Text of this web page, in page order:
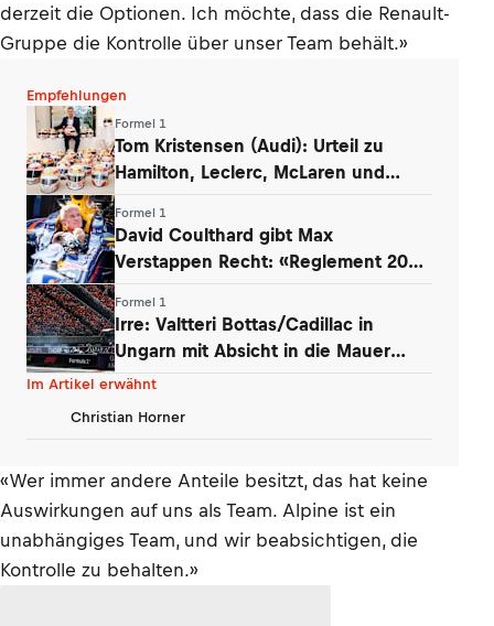
derzeit die Optionen. Ich möchte, dass die Renault-
Gruppe die Kontrolle über unser Team behält.»
Empfehlungen
Formel 1
Tom Kristensen (Audi): Urteil zu
Hamilton, Leclerc, McLaren und
Formel 1
David Coulthard gibt Max
Verstappen Recht: «Reglement 2026
Formel 1
Irre: Valtteri Bottas/Cadillac in
Ungarn mit Absicht in die Mauer
gefahren
Im Artikel erwähnt
Christian Horner
«Wer immer andere Anteile besitzt, das hat keine
Auswirkungen auf uns als Team. Alpine ist ein
unabhängiges Team, und wir beabsichtigen, die
Kontrolle zu behalten.»